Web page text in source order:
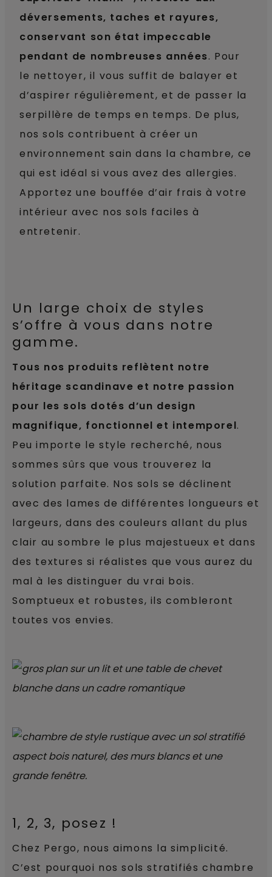
déversements, taches et rayures,
conservant son état impeccable
pendant de nombreuses années. Pour
le nettoyer, il vous suffit de balayer et
d’aspirer régulièrement, et de passer la
serpillère de temps en temps. De plus,
nos sols contribuent à créer un
environnement sain dans la chambre, ce
qui est idéal si vous avez des allergies.
Apportez une bouffée d’air frais à votre
intérieur avec nos sols faciles à
entretenir.
Un large choix de styles
s’offre à vous dans notre
gamme.
Tous nos produits reflètent notre
héritage scandinave et notre passion
pour les sols dotés d’un design
magnifique, fonctionnel et intemporel.
Peu importe le style recherché, nous
sommes sûrs que vous trouverez la
solution parfaite. Nos sols se déclinent
avec des lames de différentes longueurs et
largeurs, dans des couleurs allant du plus
clair au sombre le plus majestueux et dans
des textures si réalistes que vous aurez du
mal à les distinguer du vrai bois.
Somptueux et robustes, ils combleront
toutes vos envies.
1, 2, 3, posez !
Chez Pergo, nous aimons la simplicité.
C’est pourquoi nos sols stratifiés chambre